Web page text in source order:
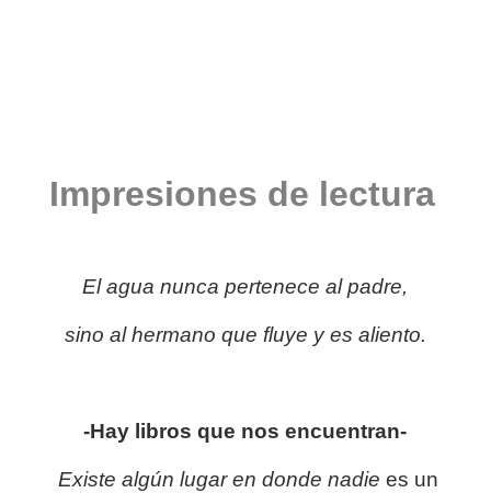
Impresiones de lectura
El agua nunca pertenece al padre,
sino al hermano que fluye y es aliento.
-Hay libros que nos encuentran-
Existe algún lugar en donde nadie es un